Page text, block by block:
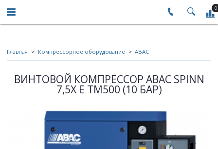
0
Главная Компрессорное оборудование ABAC
ВИНТОВОЙ КОМПРЕССОР ABAC SPINN
7,5X E TM500 (10 БАР)